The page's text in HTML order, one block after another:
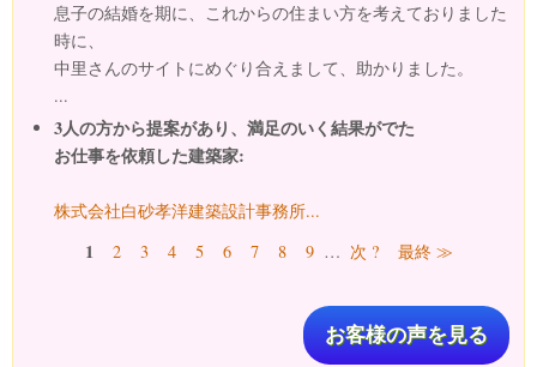
息子の結婚を期に、これからの住まい方を考えておりました
時に、
中里さんのサイトにめぐり合えまして、助かりました。
...
3人の方から提案があり、満足のいく結果がでた
お仕事を依頼した建築家:
株式会社白砂孝洋建築設計事務所...
ページ1 2 3 4 5 6 7 8 9 … 次 ? 最終 ≫
お客様の声を見る